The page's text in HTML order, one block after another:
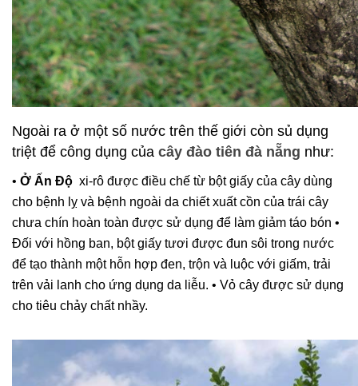
Ngoài ra ở một số nước trên thế giới còn sủ dụng
triệt để công dụng của cây đào tiên đà nẵng như:
• Ở Ấn Độ xi-rô được điều chế từ bột giấy của cây dùng
cho bệnh lỵ và bệnh ngoài da chiết xuất cồn của trái cây
chưa chín hoàn toàn được sử dụng để làm giảm táo bón •
Đối với hồng ban, bột giấy tươi được đun sôi trong nước
để tạo thành một hỗn hợp đen, trộn và luộc với giấm, trải
trên vải lanh cho ứng dụng da liễu. • Vỏ cây được sử dụng
cho tiêu chảy chất nhầy.